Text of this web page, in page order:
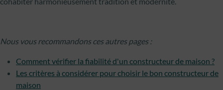
Nous vous recommandons ces autres pages :
Comment vérifier la fiabilité d'un constructeur de maison ?
Les critères à considérer pour choisir le bon constructeur de
maison